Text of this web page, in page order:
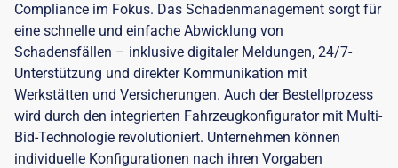
Compliance im Fokus. Das Schadenmanagement sorgt für
eine schnelle und einfache Abwicklung von
Schadensfällen – inklusive digitaler Meldungen, 24/7-
Unterstützung und direkter Kommunikation mit
Werkstätten und Versicherungen. Auch der Bestellprozess
wird durch den integrierten Fahrzeugkonfigurator mit Multi-
Bid-Technologie revolutioniert. Unternehmen können
individuelle Konfigurationen nach ihren Vorgaben